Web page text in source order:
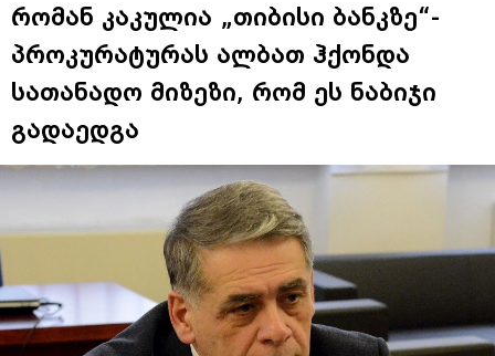
რომან კაკულია „თიბისი ბანკზე“-
პროკურატურას ალბათ ჰქონდა
სათანადო მიზეზი, რომ ეს ნაბიჯი
გადაედგა